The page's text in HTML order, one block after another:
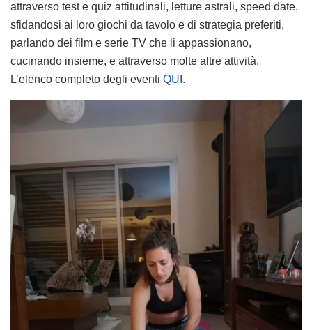
attraverso test e quiz attitudinali, letture astrali, speed date,
sfidandosi ai loro giochi da tavolo e di strategia preferiti,
parlando dei film e serie TV che li appassionano,
cucinando insieme, e attraverso molte altre attività.
L’elenco completo degli eventi QUI.